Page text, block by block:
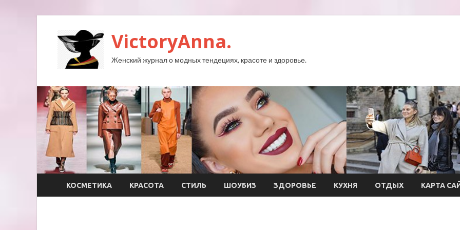
VictoryAnna.
Женский журнал о модных тендециях, красоте и здоровье.
КОСМЕТИКА КРАСОТА СТИЛЬ ШОУБИЗ ЗДОРОВЬЕ КУХНЯ ОТДЫХ КАРТА